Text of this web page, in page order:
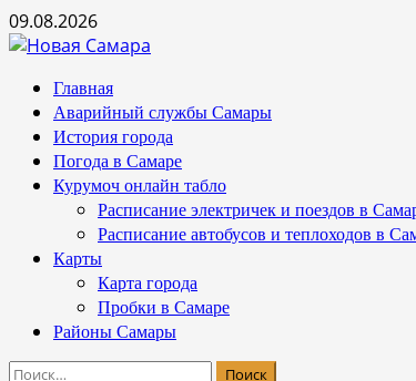
Перейти
к
09.08.2026
Основное
меню
Главная
Аварийный службы Самары
История города
Погода в Самаре
Курумоч онлайн табло
Расписание электричек и поездов в
Расписание автобусов и теплоходов в
Карты
Карта города
Пробки в Самаре
Районы Самары
Найти: